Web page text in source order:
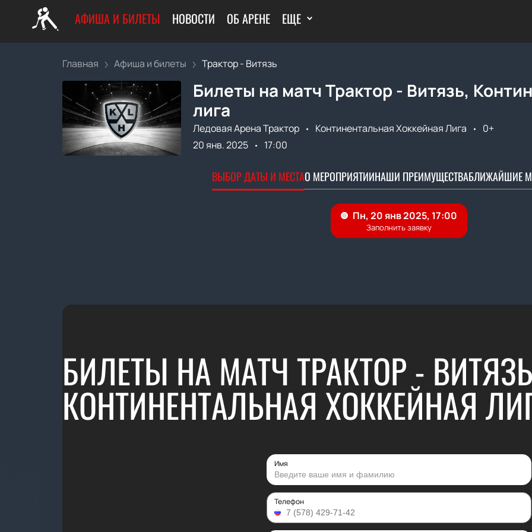
АФИША И БИЛЕТЫ НОВОСТИ ОБ АРЕНЕ ЕЩЕ
Главная Афиша и билеты Трактор - Витязь
Билеты на матч Трактор - Витязь,
лига
Ледовая Арена Трактор Континентальная Хоккейная Лига
0+
20 янв. 2025
17:00
ВЫБОР ДАТЫ И МЕСТАО МЕРОПРИЯТИИНАШИ ПРЕИМУЩЕСТВАБЛИЖАЙШИЕ
БИЛЕТЫ НА МАТЧ ТРАКТОР -
КОНТИНЕНТАЛЬНАЯ ХОККЕЙНАЯ
Имя
Телефон